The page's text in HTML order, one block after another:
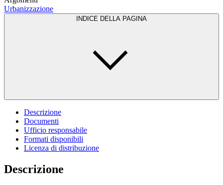
Urbanizzazione
INDICE DELLA PAGINA
Descrizione
Documenti
Ufficio responsabile
Formati disponibili
Licenza di distribuzione
Descrizione